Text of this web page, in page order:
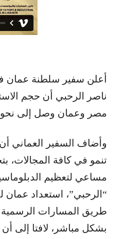
أعلن سفير سلطنة عمان
ناصر الرحبي أن حجم
مصر وعمان وصل إلى نحو
وأضاف السفير العماني أن
تنمو في كافة المجالات،
مساعي لتعظيم
“الرحبي”، استعداد عمان
طريق المسارات الرسمية
بشكل مباشر، لافتا إلى